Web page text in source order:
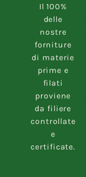
Il 100%
delle
nostre
forniture
di materie
prime e
filati
proviene
da filiere
controllate
e
certificate.